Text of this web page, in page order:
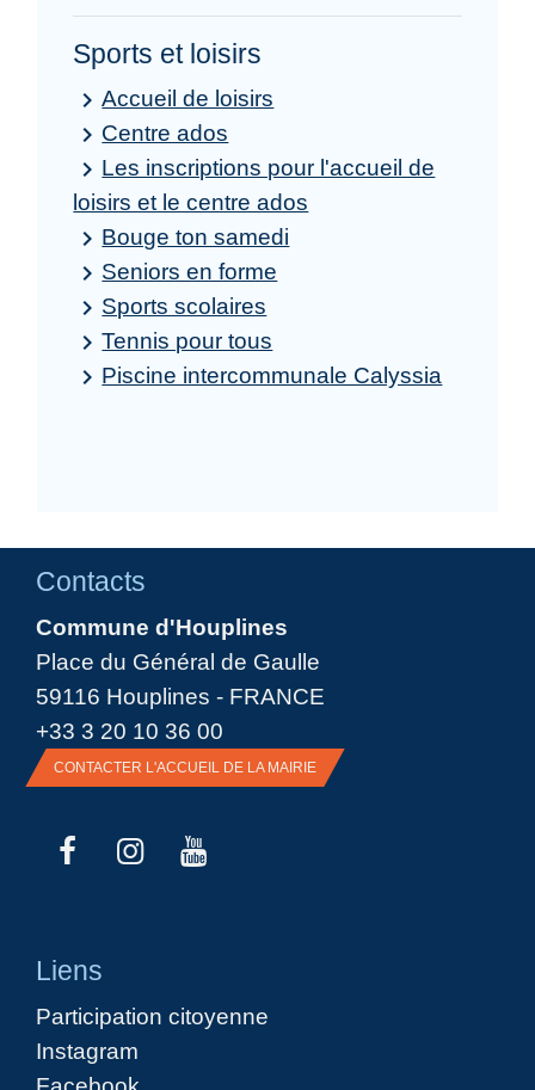
Sports et loisirs
keyboard_arrow_rightAccueil de loisirs
keyboard_arrow_right Centre ados
keyboard_arrow_right Les inscriptions pour l'accueil de
loisirs et le centre ados
keyboard_arrow_right Bouge ton samedi
keyboard_arrow_right Seniors en forme
keyboard_arrow_right Sports scolaires
keyboard_arrow_rightTennis pour tous
keyboard_arrow_right Piscine intercommunale Calyssia
Contacts
Commune d'Houplines
Place du Général de Gaulle
59116 Houplines - FRANCE
+33 3 20 10 36 00
CONTACTER L'ACCUEIL DE LA MAIRIE
Liens
Participation citoyenne
Instagram